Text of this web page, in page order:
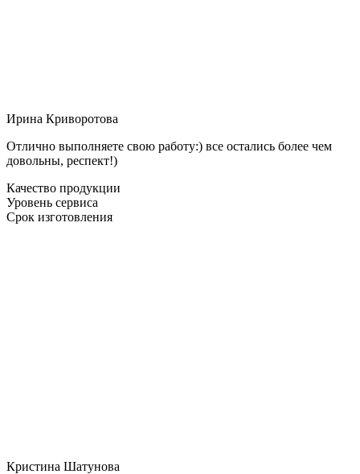
Ирина Криворотова
Отлично выполняете свою работу:) все остались более чем
довольны, респект!)
Качество продукции
Уровень сервиса
Срок изготовления
Кристина Шатунова